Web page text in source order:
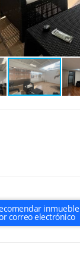
inmueble
correo electrónico